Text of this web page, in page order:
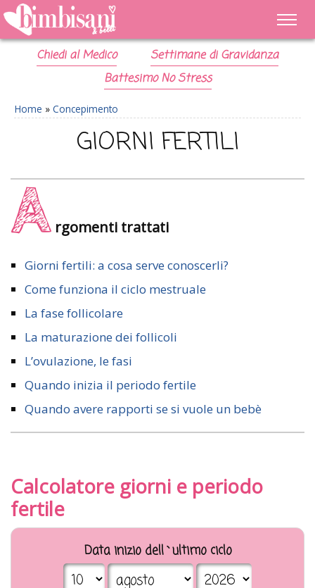
Chiedi al Medico
Settimane di Gravidanza
Battesimo No Stress
Home » Concepimento
GIORNI FERTILI
A rgomenti trattati
Giorni fertili: a cosa serve conoscerli?
Come funziona il ciclo mestruale
La fase follicolare
La maturazione dei follicoli
L’ovulazione, le fasi
Quando inizia il periodo fertile
Quando avere rapporti se si vuole un bebè
Calcolatore giorni e periodo
fertile
Data inizio dell`ultimo ciclo